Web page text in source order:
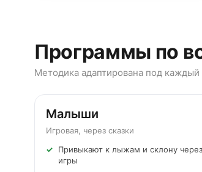
Программы по
Методика адаптирована под каждый
3-5 лет
Малыши
Игровая, через сказки
Привыкают к лыжам и склону через
игры